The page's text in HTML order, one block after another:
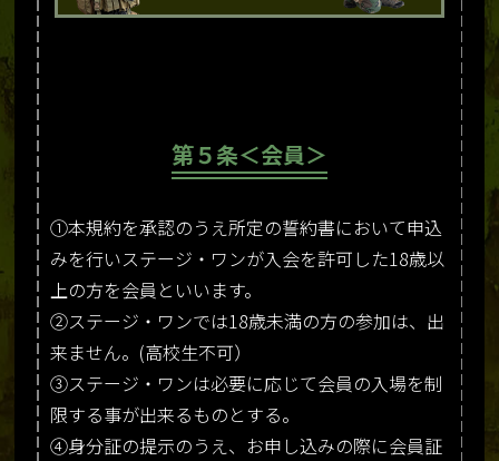
第５条＜会員＞
①本規約を承認のうえ所定の誓約書において申込
みを行いステージ・ワンが入会を許可した18歳以
上の方を会員といいます。
②ステージ・ワンでは18歳未満の方の参加は、出
来ません。(高校生不可）
③ステージ・ワンは必要に応じて会員の入場を制
限する事が出来るものとする。
④身分証の提示のうえ、お申し込みの際に会員証